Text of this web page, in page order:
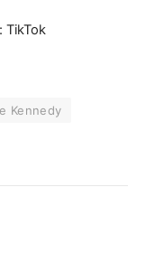
TikTok
Kennedy